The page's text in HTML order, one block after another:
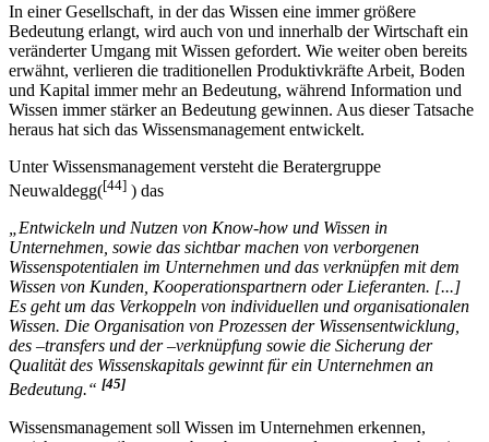
In einer Gesellschaft, in der das Wissen eine immer größere
Bedeutung erlangt, wird auch von und innerhalb der Wirtschaft ein
veränderter Umgang mit Wissen gefordert. Wie weiter oben bereits
erwähnt, verlieren die traditionellen Produktivkräfte Arbeit, Boden
und Kapital immer mehr an Bedeutung, während Information und
Wissen immer stärker an Bedeutung gewinnen. Aus dieser Tatsache
heraus hat sich das Wissensmanagement entwickelt.
Unter Wissensmanagement versteht die Beratergruppe
Neuwaldegg([44] ) das
„Entwickeln und Nutzen von Know-how und Wissen in
Unternehmen, sowie das sichtbar machen von verborgenen
Wissenspotentialen im Unternehmen und das verknüpfen mit dem
Wissen von Kunden, Kooperationspartnern oder Lieferanten. [...]
Es geht um das Verkoppeln von individuellen und organisationalen
Wissen. Die Organisation von Prozessen der Wissensentwicklung,
des –transfers und der –verknüpfung sowie die Sicherung der
Qualität des Wissenskapitals gewinnt für ein Unternehmen an
Bedeutung.“ [45]
Wissensmanagement soll Wissen im Unternehmen erkennen,